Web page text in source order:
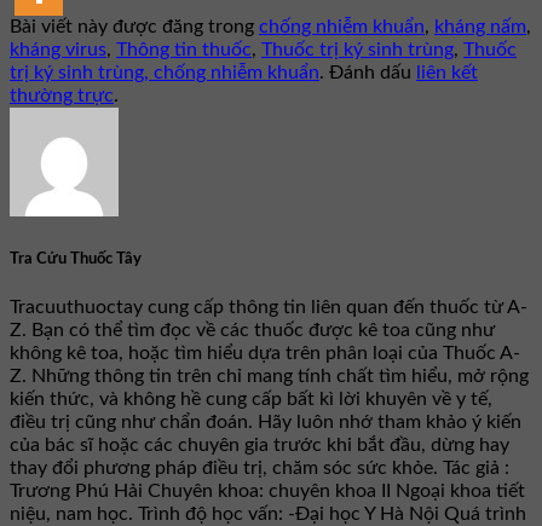
Bài viết này được đăng trong chống nhiễm khuẩn, kháng nấm,
kháng virus, Thông tin thuốc, Thuốc trị ký sinh trùng, Thuốc
trị ký sinh trùng, chống nhiễm khuẩn. Đánh dấu
liên kết
thường trực.
Tra Cứu Thuốc Tây
Tracuuthuoctay cung cấp thông tin liên quan đến thuốc từ A-
Z. Bạn có thể tìm đọc về các thuốc được kê toa cũng như
không kê toa, hoặc tìm hiểu dựa trên phân loại của Thuốc A-
Z. Những thông tin trên chỉ mang tính chất tìm hiểu, mở rộng
kiến thức, và không hề cung cấp bất kì lời khuyên về y tế,
điều trị cũng như chẩn đoán. Hãy luôn nhớ tham khảo ý kiến
của bác sĩ hoặc các chuyên gia trước khi bắt đầu, dừng hay
thay đổi phương pháp điều trị, chăm sóc sức khỏe. Tác giả :
Trương Phú Hải Chuyên khoa: chuyên khoa II Ngoại khoa tiết
niệu, nam học. Trình độ học vấn: -Đại học Y Hà Nội Quá trình